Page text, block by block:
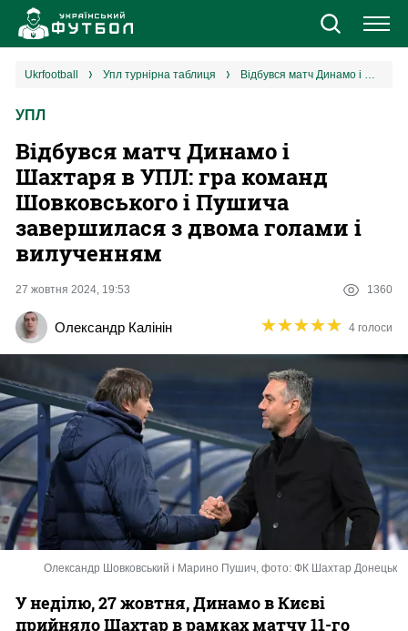
Новини
Єврокубки
УПЛ
Різне
Казино
ukrfootball упл турнірна таблиця Відбувся матч Динамо і Шахтаря в УПЛ: гра команд Шовковського і Пушича завершилася з двома голами і вилученням
УПЛ
Відбувся матч Динамо і
Шахтаря в УПЛ: гра команд
Шовковського і Пушича
завершилася з двома голами і
вилученням
27 жовтня 2024, 19:53 1360
Олександр Калінін ★★★★★
★★★★★ 4 голоси
Олександр Шовковський і Марино Пушич, фото: ФК Шахтар Донецьк
У неділю, 27 жовтня, Динамо в Києві
прийняло Шахтар в рамках матчу 11-го